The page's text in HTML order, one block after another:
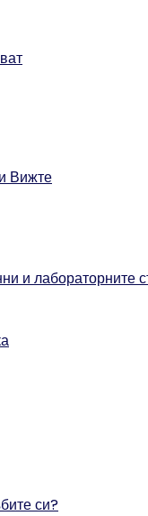
Вижте
и лабораторните
си?